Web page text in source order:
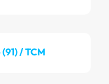
/ TCM